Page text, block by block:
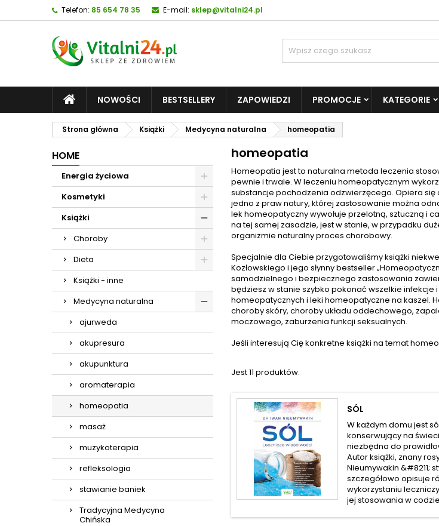
Telefon: 85 654 78 35 E-mail: sklep@vitalni24.pl
NOWOŚCI BESTSELLERY ZAPOWIEDZI PROMOCJE KATEGORIE
Strona główna Książki Medycyna naturalna homeopatia
HOME
Energia życiowa
Kosmetyki
Książki
Choroby
Dieta
Książki - inne
Medycyna naturalna
ajurweda
akupresura
akupunktura
aromaterapia
homeopatia
masaż
muzykoterapia
refleksologia
stawianie baniek
Tradycyjna Medycyna
Chińska
homeopatia
Homeopatia jest to naturalna metoda leczenia
pewnie i trwale. W leczeniu homeopatycznym
substancje pochodzenia odzwierzęcego. Opiera
jedno z praw natury, której zastosowanie można
lek homeopatyczny wywołuje przelotną, sztuczną i
na tej samej zasadzie, jest w stanie, w przypadku
organizmie naturalny proces chorobowy.
Specjalnie dla Ciebie przygotowaliśmy książki
Kozłowskiego i jego słynny bestseller
samodzielnego i bezpiecznego zastosowania
będziesz w stanie szybko pokonać wszelkie infekcje
homeopatycznych i leki homeopatyczne na kaszel.
choroby skóry, choroby układu oddechowego,
moczowego, zaburzenia funkcji seksualnych.
Jeśli interesują Cię konkretne książki na temat
Jest 11 produktów.
SÓL
W każdym domu jest
konserwujący na
niezbędna do
Autor książki, znany
Nieumywakin &#8211;
szczegółowo opisuje
wykorzystaniu
jej stosowania w